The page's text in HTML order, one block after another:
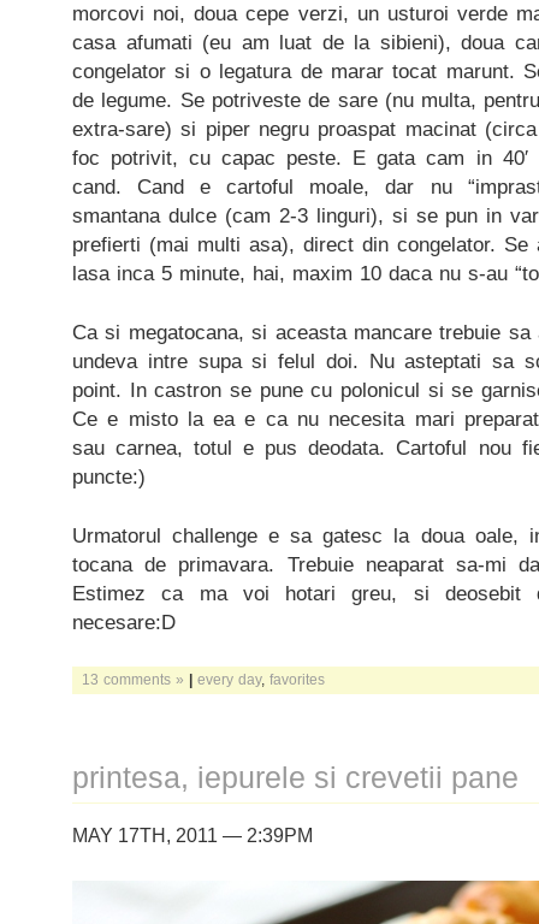
morcovi noi, doua cepe verzi, un usturoi verde
casa afumati (eu am luat de la sibieni), doua
congelator si o legatura de marar tocat marunt.
de legume. Se potriveste de sare (nu multa,
extra-sare) si piper negru proaspat macinat
foc potrivit, cu capac peste. E gata cam in
cand. Cand e cartoful moale, dar nu
smantana dulce (cam 2-3 linguri), si se pun in
prefierti (mai multi asa), direct din congelator.
lasa inca 5 minute, hai, maxim 10 daca nu s-au
Ca si megatocana, si aceasta mancare trebuie
undeva intre supa si felul doi. Nu asteptati sa
point. In castron se pune cu polonicul si se
Ce e misto la ea e ca nu necesita mari
sau carnea, totul e pus deodata. Cartoful nou
puncte:)
Urmatorul challenge e sa gatesc la doua oale,
tocana de primavara. Trebuie neaparat sa-mi
Estimez ca ma voi hotari greu, si deosebit
necesare:D
13 comments » | every day, favorites
printesa, iepurele si crevetii pane
MAY 17TH, 2011 — 2:39PM